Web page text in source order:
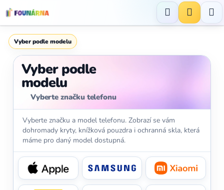
na
obsah
Hledat
Vyber podle modelu
Vyber podle
modelu
Vyberte značku telefonu
Vyberte značku a model telefonu. Zobrazí se vám
dohromady kryty, knížková pouzdra i ochranná skla, která
máme pro daný model dostupná.